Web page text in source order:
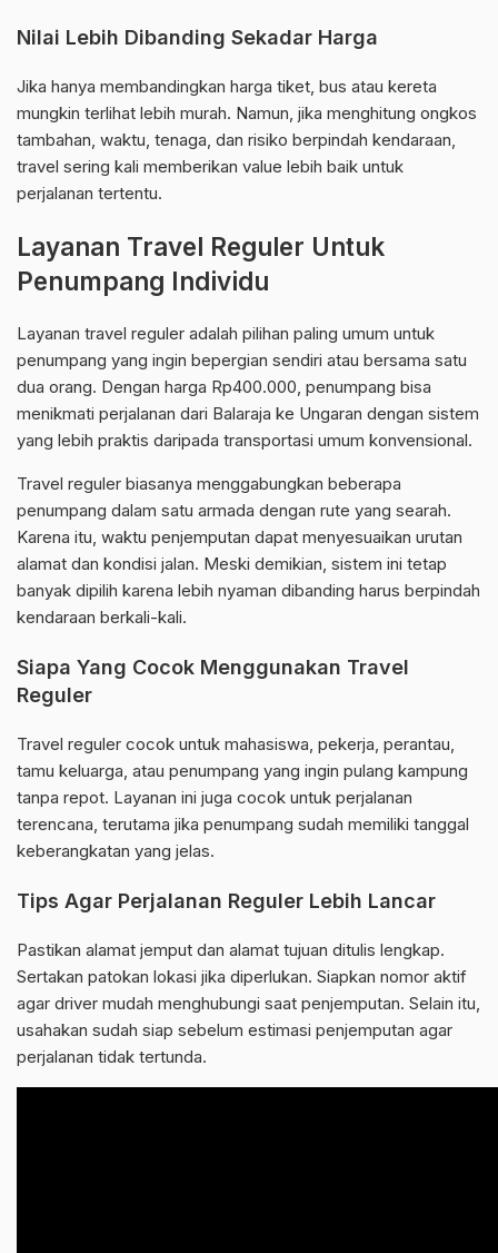
Nilai Lebih Dibanding Sekadar Harga
Jika hanya membandingkan harga tiket, bus atau kereta
mungkin terlihat lebih murah. Namun, jika menghitung ongkos
tambahan, waktu, tenaga, dan risiko berpindah kendaraan,
travel sering kali memberikan value lebih baik untuk
perjalanan tertentu.
Layanan Travel Reguler Untuk
Penumpang Individu
Layanan travel reguler adalah pilihan paling umum untuk
penumpang yang ingin bepergian sendiri atau bersama satu
dua orang. Dengan harga Rp400.000, penumpang bisa
menikmati perjalanan dari Balaraja ke Ungaran dengan sistem
yang lebih praktis daripada transportasi umum konvensional.
Travel reguler biasanya menggabungkan beberapa
penumpang dalam satu armada dengan rute yang searah.
Karena itu, waktu penjemputan dapat menyesuaikan urutan
alamat dan kondisi jalan. Meski demikian, sistem ini tetap
banyak dipilih karena lebih nyaman dibanding harus berpindah
kendaraan berkali-kali.
Siapa Yang Cocok Menggunakan Travel
Reguler
Travel reguler cocok untuk mahasiswa, pekerja, perantau,
tamu keluarga, atau penumpang yang ingin pulang kampung
tanpa repot. Layanan ini juga cocok untuk perjalanan
terencana, terutama jika penumpang sudah memiliki tanggal
keberangkatan yang jelas.
Tips Agar Perjalanan Reguler Lebih Lancar
Pastikan alamat jemput dan alamat tujuan ditulis lengkap.
Sertakan patokan lokasi jika diperlukan. Siapkan nomor aktif
agar driver mudah menghubungi saat penjemputan. Selain itu,
usahakan sudah siap sebelum estimasi penjemputan agar
perjalanan tidak tertunda.